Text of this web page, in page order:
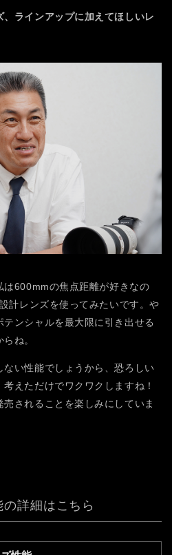
ラインアップに加えてほしいレ
は600mmの焦点距離が好きなの
計レンズを使ってみたいです。や
ンシャルを最大限に引き出せる
ね。
い性能でしょうから、恐ろしい
えただけでワクワクしますね！
されることを楽しみにしていま
詳細はこちら